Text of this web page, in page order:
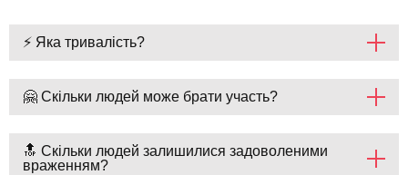
⚡ Яка тривалість?
🤗 Скільки людей може брати участь?
🔝 Скільки людей залишилися задоволеними
враженням?